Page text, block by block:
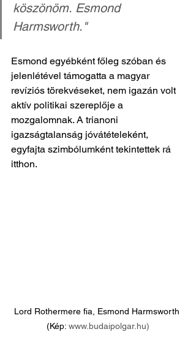
köszönöm. Esmond
Harmsworth."
Esmond egyébként főleg szóban és
jelenlétével támogatta a magyar
revíziós törekvéseket, nem igazán volt
aktív politikai szereplője a
mozgalomnak. A trianoni
igazságtalanság jóvátételeként,
egyfajta szimbólumként tekintettek rá
itthon.
Lord Rothermere fia, Esmond Harmsworth
(Kép: www.budaipolgar.hu)